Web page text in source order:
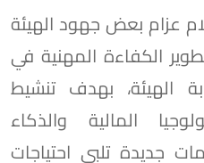
عزام بعض جهود الهيئة
الكفاءة المهنية في
الهيئة، بهدف تنشيط
المالية والذكاء
جديدة تلبي احتياجات